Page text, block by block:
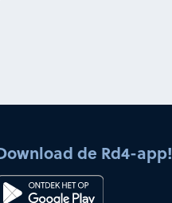
de Rd4-app!